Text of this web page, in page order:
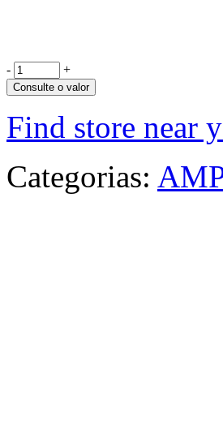
- +
Consulte o valor
Find store near
Categorias: